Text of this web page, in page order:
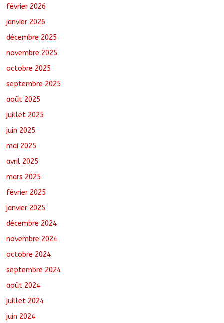
février 2026
janvier 2026
décembre 2025
novembre 2025
octobre 2025
septembre 2025
août 2025
juillet 2025
juin 2025
mai 2025
avril 2025
mars 2025
février 2025
janvier 2025
décembre 2024
novembre 2024
octobre 2024
septembre 2024
août 2024
juillet 2024
juin 2024